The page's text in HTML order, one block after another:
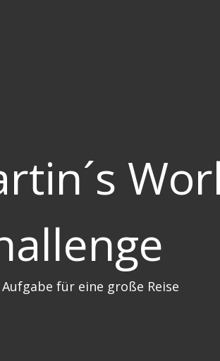
für eine große Reise